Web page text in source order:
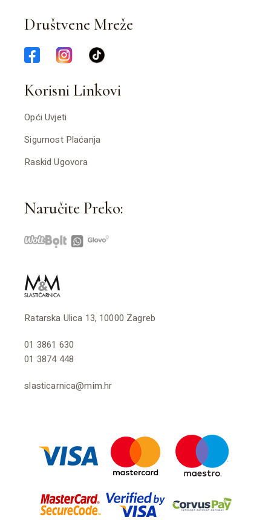
Društvene Mreže
Korisni Linkovi
Opći Uvjeti
Sigurnost Plaćanja
Raskid Ugovora
Naručite Preko:
Ratarska Ulica 13, 10000 Zagreb
01 3861 630
01 3874 448
slasticarnica@mim.hr